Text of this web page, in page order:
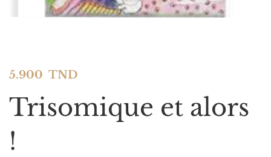
5.900 TND
Trisomique et alors
!